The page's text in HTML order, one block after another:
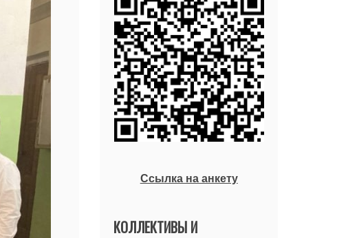
Ссылка на анкету
КОЛЛЕКТИВЫ И